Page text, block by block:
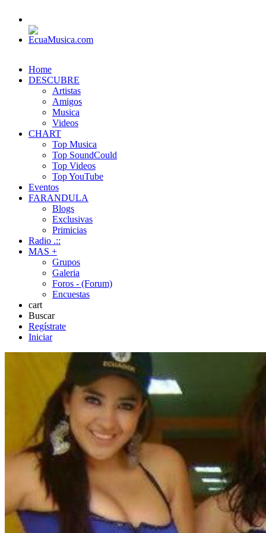
Home
DESCUBRE
Artistas
Amigos
Musica
Videos
CHART
Top Musica
Top SoundCould
Top Videos
Top YouTube
Eventos
FARANDULA
Blogs
Exclusivas
Primicias
Radio .::
MAS +
Grupos
Galeria
Foros - (Forum)
Encuestas
cart
Buscar
Regístrate
Iniciar